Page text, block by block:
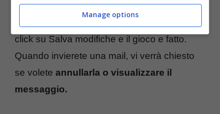
scorrere fino ad Annulla invio ed impostare
un limite temporale di 30 secondi.
Ora fate
click su Salva modifiche e il gioco e fatto.
Quando invierete una mail, vi verrà chiesto
se volete annullarla o visualizzare il
messaggio.
Manage options